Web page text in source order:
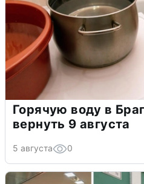
Горячую воду в
вернуть 9 августа
5 августа 0